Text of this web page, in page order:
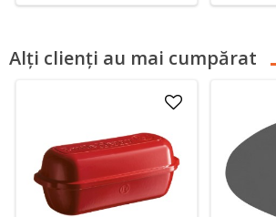
Alți clienți au mai cumpărat